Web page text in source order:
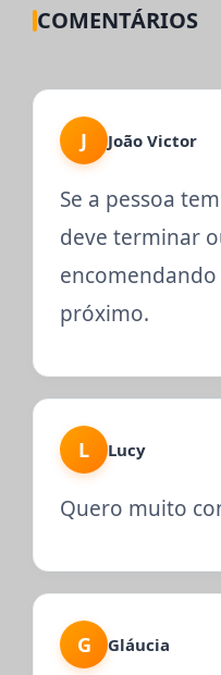
COMENTÁRIOS
J João Victor
Se a pessoa
deve terminar
próximo.
L Lucy
Quero muito
G Gláucia